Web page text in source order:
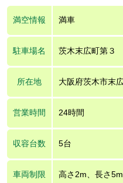
満空情報 満車
駐車場名 茨木末広町第３
所在地 大阪府茨木市末
営業時間 24時間
収容台数 5台
車両制限 高さ2m、長さ